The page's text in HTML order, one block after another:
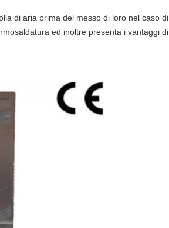
di aria prima del messo di loro nel caso di
ed inoltre presenta i vantaggi di